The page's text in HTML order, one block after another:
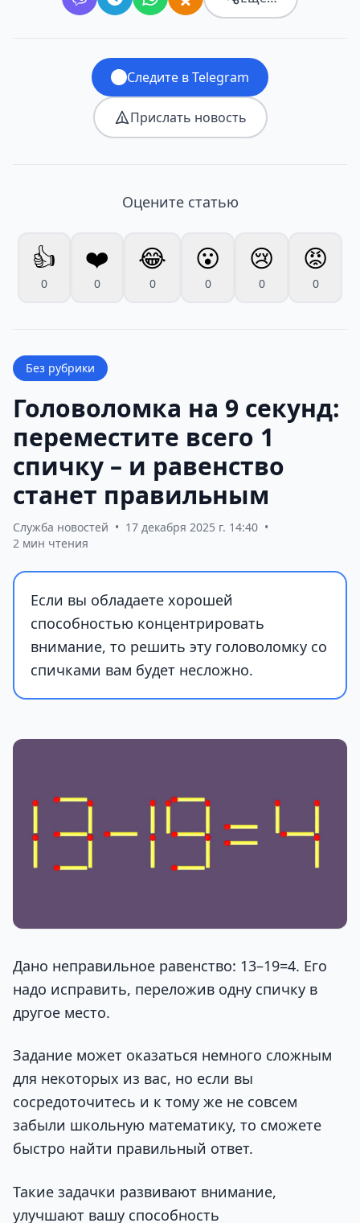
Следите в Telegram
Прислать новость
Оцените статью
👍
0
❤️
0
😂
0
😮
0
😢
0
😡
0
Без рубрики
Головоломка на 9 секунд:
переместите всего 1
спичку – и равенство
станет правильным
Служба новостей • 17 декабря 2025 г. 14:40 •
2 мин чтения
Если вы обладаете хорошей
способностью концентрировать
внимание, то решить эту головоломку со
спичками вам будет несложно.
Дано неправильное равенство: 13–19=4. Его
надо исправить, переложив одну спичку в
другое место.
Задание может оказаться немного сложным
для некоторых из вас, но если вы
сосредоточитесь и к тому же не совсем
забыли школьную математику, то сможете
быстро найти правильный ответ.
Такие задачки развивают внимание,
улучшают вашу способность